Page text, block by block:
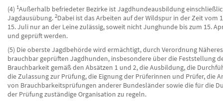
(4) 1Außerhalb befriedeter Bezirke ist Jagdhundeausbildung
Jagdausübung. 2Dabei ist das Arbeiten auf der Wildspur in der Zeit vom
15. Juli nur an der Leine zulässig, soweit nicht Junghunde bis zum 15.
und geprüft werden.
(5) Die oberste Jagdbehörde wird ermächtigt, durch Verordnung
brauchbar geprüften Jagdhunden, insbesondere über die Feststellung
Brauchbarkeit gemäß den Absätzen 1 und 2, die Ausbildung, die
die Zulassung zur Prüfung, die Eignung der Prüferinnen und Prüfer, die
von Brauchbarkeitsprüfungen anderer Bundesländer sowie die für die
der Prüfung zuständige Organisation zu regeln.